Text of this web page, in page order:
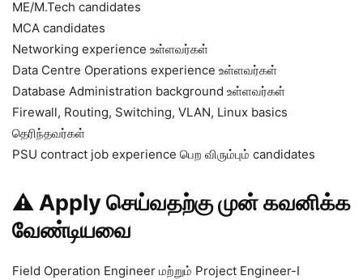
ME/M.Tech candidates
MCA candidates
Networking experience உள்ளவர்கள்
Data Centre Operations experience உள்ளவர்கள்
Database Administration background உள்ளவர்கள்
Firewall, Routing, Switching, VLAN, Linux basics
தெரிந்தவர்கள்
PSU contract job experience பெற விரும்பும் candidates
⚠️ Apply செய்வதற்கு முன் கவனிக்க
வேண்டியவை
Field Operation Engineer மற்றும் Project Engineer-I